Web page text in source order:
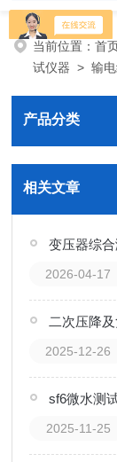
当前位置：首
试仪器 >输
产品分类
相关文章
2026-04-17
2025-12-26
2025-11-25